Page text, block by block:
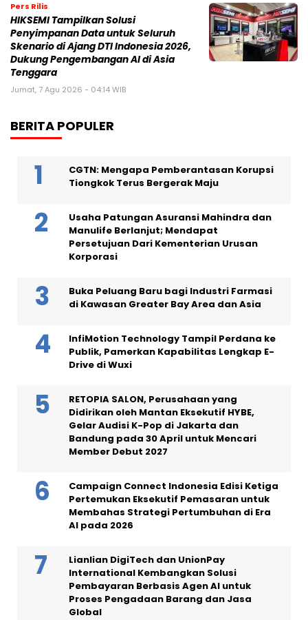
Pers Rilis
HIKSEMI Tampilkan Solusi
Penyimpanan Data untuk Seluruh
Skenario di Ajang DTI Indonesia 2026,
Dukung Pengembangan AI di Asia
Tenggara
Jumat, 7 Agu 2026 - 04:14 WIB
BERITA POPULER
CGTN: Mengapa Pemberantasan Korupsi
Tiongkok Terus Bergerak Maju
Usaha Patungan Asuransi Mahindra dan
Manulife Berlanjut; Mendapat
Persetujuan Dari Kementerian Urusan
Korporasi
Buka Peluang Baru bagi Industri Farmasi
di Kawasan Greater Bay Area dan Asia
InfiMotion Technology Tampil Perdana ke
Publik, Pamerkan Kapabilitas Lengkap E-
Drive di Wuxi
RETOPIA SALON, Perusahaan yang
Didirikan oleh Mantan Eksekutif HYBE,
Gelar Audisi K-Pop di Jakarta dan
Bandung pada 30 April untuk Mencari
Member Debut 2027
Campaign Connect Indonesia Edisi Ketiga
Pertemukan Eksekutif Pemasaran untuk
Membahas Strategi Pertumbuhan di Era
AI pada 2026
Lianlian DigiTech dan UnionPay
International Kembangkan Solusi
Pembayaran Berbasis Agen AI untuk
Proses Pengadaan Barang dan Jasa
Global